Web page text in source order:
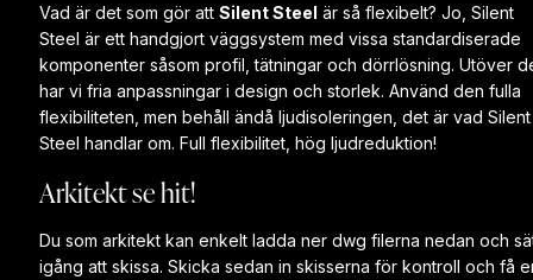
Vad är det som gör att Silent Steel är så flexibelt? Jo, Silent
Steel är ett handgjort väggsystem med vissa standardiserade
komponenter såsom profil, tätningar och dörrlösning. Utöver
har vi fria anpassningar i design och storlek. Använd den fulla
flexibiliteten, men behåll ändå ljudisoleringen, det är vad Silent
Steel handlar om. Full flexibilitet, hög ljudreduktion!
Arkitekt se hit!
Du som arkitekt kan enkelt ladda ner dwg filerna nedan och
igång att skissa. Skicka sedan in skisserna för kontroll och få